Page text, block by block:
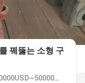
꿰뚫는 소형 구
가격：10000USD~50000USD